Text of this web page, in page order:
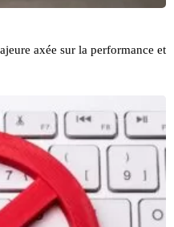
axée sur la performance et